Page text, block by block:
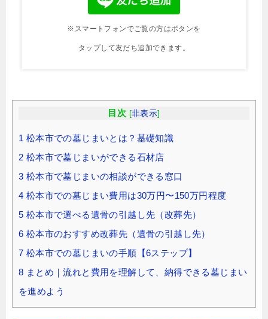
※スマートフォンでご覧の方はボタンを
タップして友だち追加できます。
目次 [非表示]
1 松本市での墓じまいとは？基礎知識
2 松本市で墓じまいができる石材店
3 松本市で墓じまいの相談ができる窓口
4 松本市での墓じまい費用は30万円〜150万円程度
5 松本市で選べる遺骨の引越し先（改葬先）
6 松本市のおすすめ改葬先（遺骨の引越し先）
7 松本市での墓じまいの手順【6ステップ】
8 まとめ｜流れと費用を理解して、納得できる墓じまい
を進めよう